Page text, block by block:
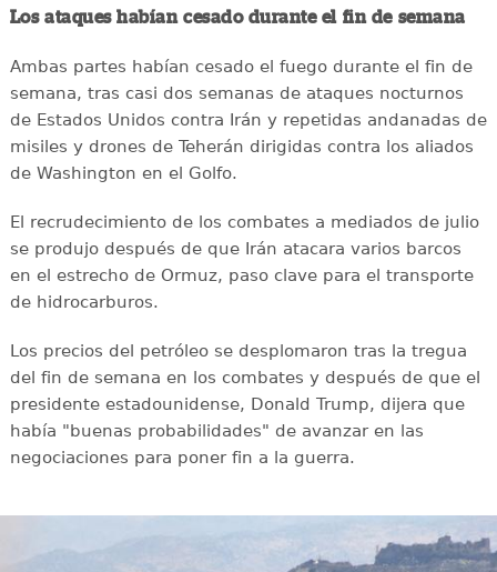
Los ataques habían cesado durante el fin de semana
Ambas partes habían cesado el fuego durante el fin de
semana, tras casi dos semanas de ataques nocturnos
de Estados Unidos contra Irán y repetidas andanadas de
misiles y drones de Teherán dirigidas contra los aliados
de Washington en el Golfo.
El recrudecimiento de los combates a mediados de julio
se produjo después de que Irán atacara varios barcos
en el estrecho de Ormuz, paso clave para el transporte
de hidrocarburos.
Los precios del petróleo se desplomaron tras la tregua
del fin de semana en los combates y después de que el
presidente estadounidense, Donald Trump, dijera que
había "buenas probabilidades" de avanzar en las
negociaciones para poner fin a la guerra.